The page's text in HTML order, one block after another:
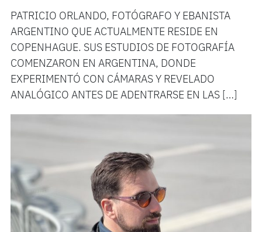
PATRICIO ORLANDO, FOTÓGRAFO Y EBANISTA
ARGENTINO QUE ACTUALMENTE RESIDE EN
COPENHAGUE. SUS ESTUDIOS DE FOTOGRAFÍA
COMENZARON EN ARGENTINA, DONDE
EXPERIMENTÓ CON CÁMARAS Y REVELADO
ANALÓGICO ANTES DE ADENTRARSE EN LAS […]